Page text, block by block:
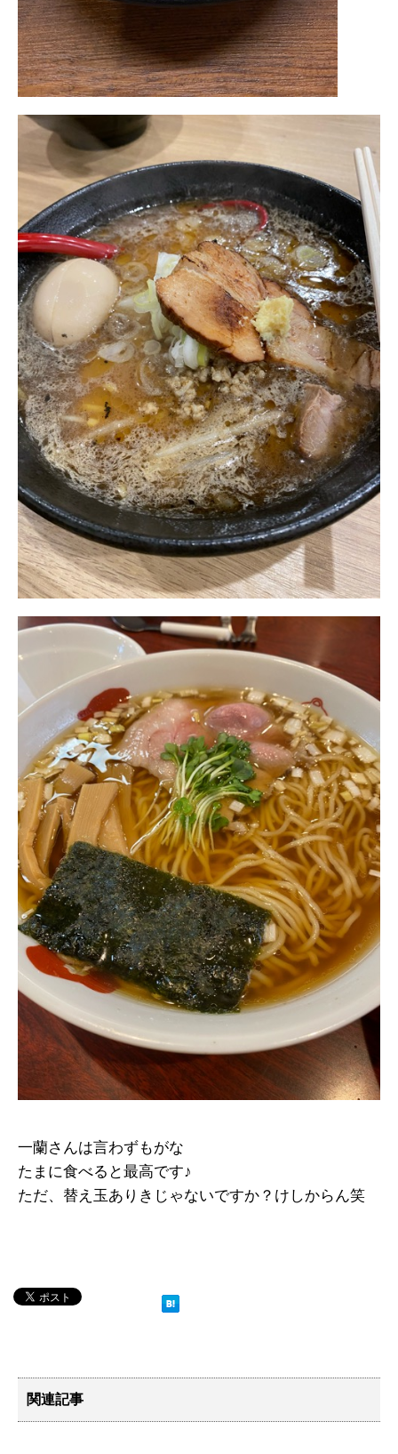
一蘭さんは言わずもがな
たまに食べると最高です♪
ただ、替え玉ありきじゃないですか？けしからん笑
関連記事